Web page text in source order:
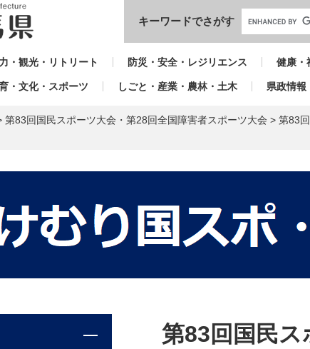
本文へ
キーワードでさがす
・観光・リトリート 防災・安全・レジリエンス 健康・
・文化・スポーツ しごと・産業・農林・土木 県政情報
第83回国民スポーツ大会・第28回全国障害者スポーツ大会 > 第83
第83回国民ス